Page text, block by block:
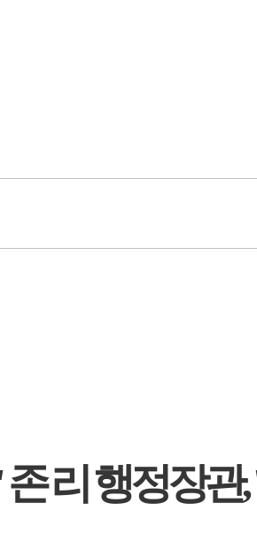
리 행정장관